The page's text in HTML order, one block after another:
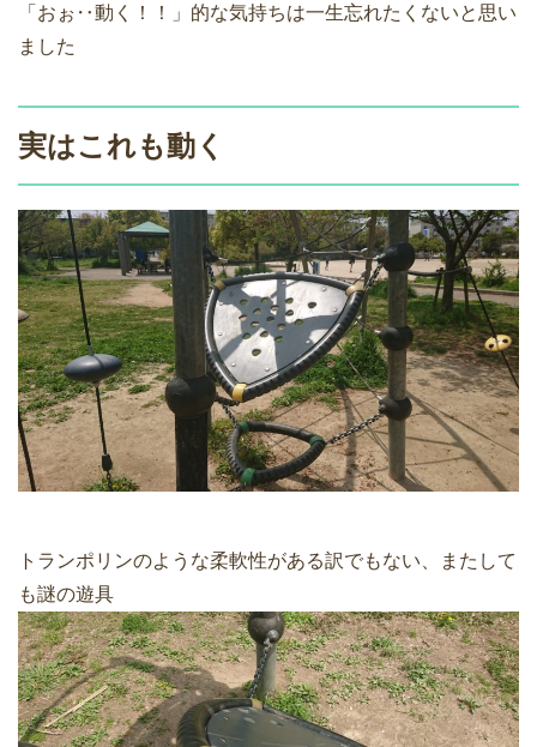
「おぉ‥動く！！」的な気持ちは一生忘れたくないと思い
ました
実はこれも動く
トランポリンのような柔軟性がある訳でもない、またして
も謎の遊具